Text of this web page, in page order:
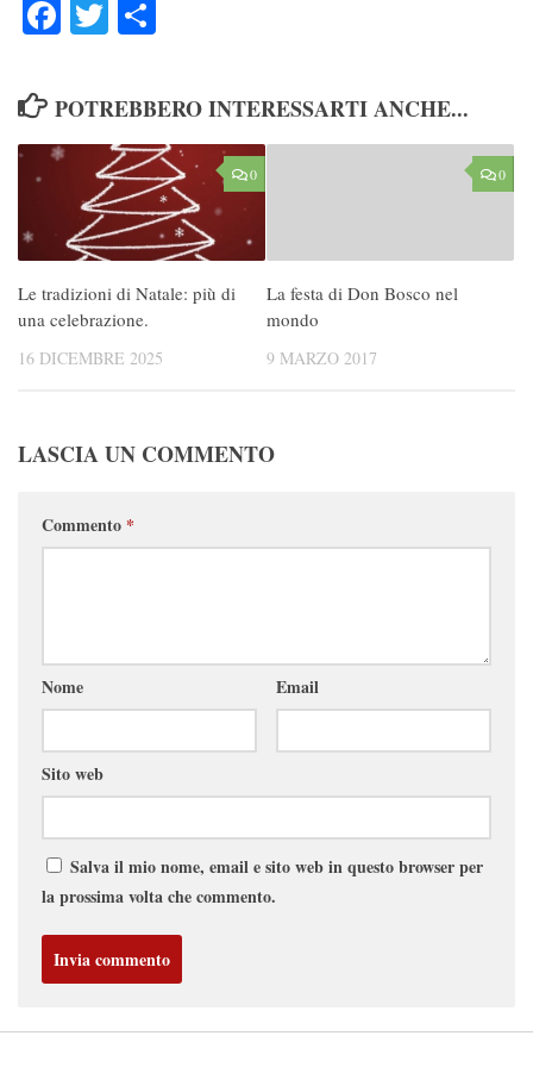
POTREBBERO INTERESSARTI ANCHE...
0
Le tradizioni di Natale: più di
una celebrazione.
16 DICEMBRE 2025
0
La festa di Don Bosco nel
mondo
9 MARZO 2017
LASCIA UN COMMENTO
Commento *
Nome Email
Sito web
Salva il mio nome, email e sito web in questo browser per
la prossima volta che commento.